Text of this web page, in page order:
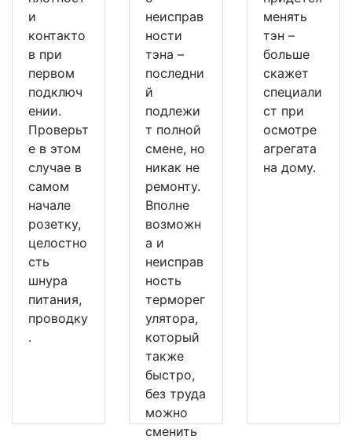
и
контакто
в при
первом
подключ
ении.
Проверьт
е в этом
случае в
самом
начале
розетку,
целостно
сть
шнура
питания,
проводку
.
неисправ
ности
тэна –
последни
й
подлежи
т полной
смене, но
никак не
ремонту.
Вполне
возможн
а и
неисправ
ность
терморег
улятора,
который
также
быстро,
без труда
можно
сменить
менять
тэн –
больше
скажет
специали
ст при
осмотре
агрегата
на дому.